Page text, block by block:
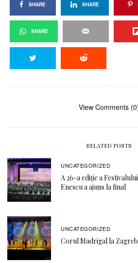
SHARE SHARE
SHARE
View Comments
RELATED POSTS
UNCATEGORIZED
A 26-a ediție a
Enescu a ajuns la final
UNCATEGORIZED
Corul Madrigal la Zagreb